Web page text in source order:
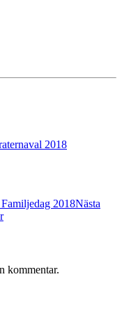
val 2018
2018Nästa
kommentar.